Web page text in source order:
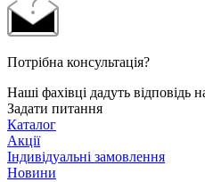
Потрібна консультація?
Наші фахівці дадуть відповідь
Задати питання
Каталог
Акції
Індивідуальні замовлення
Новини